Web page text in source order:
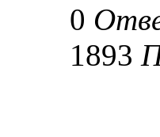
0
1893